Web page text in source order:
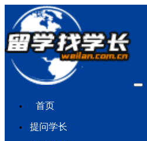
首页
提问学长